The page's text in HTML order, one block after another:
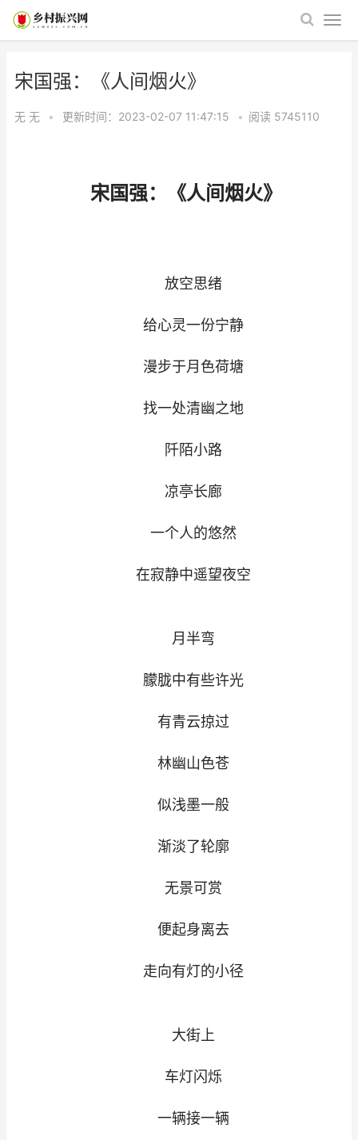
宋国强：《人间烟火》
无 无 • 更新时间：2023-02-07 11:47:15 • 阅读 5745110
宋国强：《人间烟火》
放空思绪
给心灵一份宁静
漫步于月色荷塘
找一处清幽之地
阡陌小路
凉亭长廊
一个人的悠然
在寂静中遥望夜空
月半弯
朦胧中有些许光
有青云掠过
林幽山色苍
似浅墨一般
渐淡了轮廓
无景可赏
便起身离去
走向有灯的小径
大街上
车灯闪烁
一辆接一辆